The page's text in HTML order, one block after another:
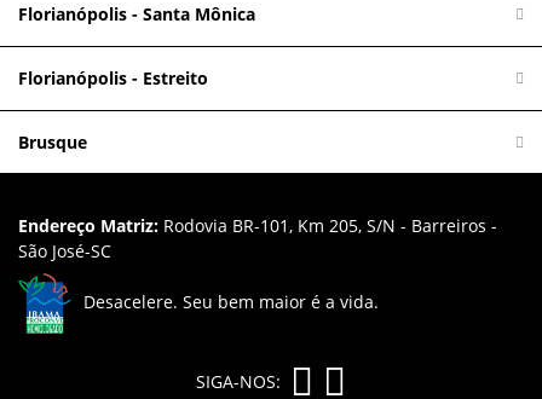
Florianópolis - Santa Mônica
Florianópolis - Estreito
Brusque
Endereço Matriz: Rodovia BR-101, Km 205, S/N - Barreiros -
São José-SC
Desacelere. Seu bem maior é a vida.
SIGA-NOS: